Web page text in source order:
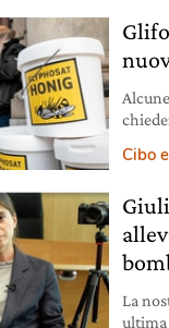
Cibo
La
ultima